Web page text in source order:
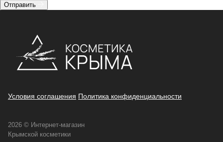
Отправить
Условия соглашения Политика конфиденциальности
2026 © Интернет-магазин
Крымской косметики